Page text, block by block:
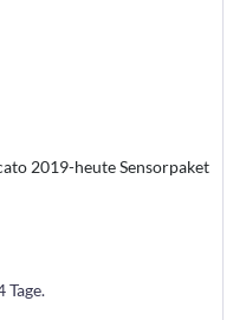
2019-heute Sensorpaket